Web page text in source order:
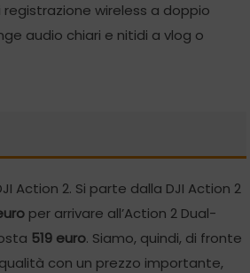
wireless a doppio
audio chiari e nitidi a vlog o
Action 2. Si parte dalla DJI Action 2
per arrivare all’Action 2 Dual-
519 euro. Siamo, quindi, di fronte
con un prezzo importante,